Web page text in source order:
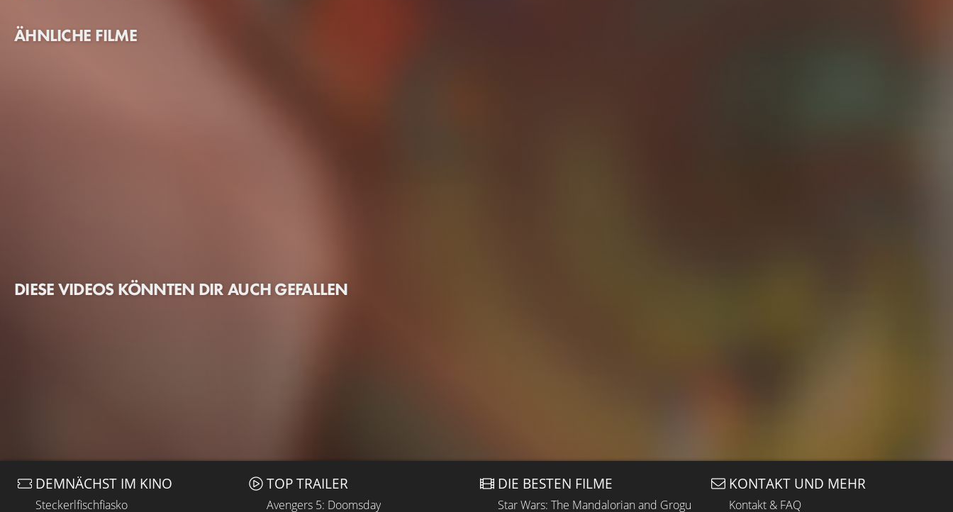
ÄHNLICHE FILME
DIESE VIDEOS KÖNNTEN DIR AUCH GEFALLEN
DEMNÄCHST IM KINO
Steckerlfischfiasko
TOP TRAILER
Avengers 5: Doomsday
DIE BESTEN FILME
Star Wars: The Mandalorian and Grogu
KONTAKT UND MEHR
Kontakt & FAQ